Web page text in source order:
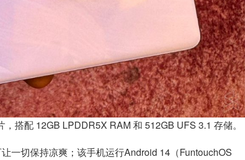
搭配 12GB LPDDR5X RAM 和 512GB UFS 3.1 存储。
一切保持凉爽；该手机运行Android 14（FuntouchOS